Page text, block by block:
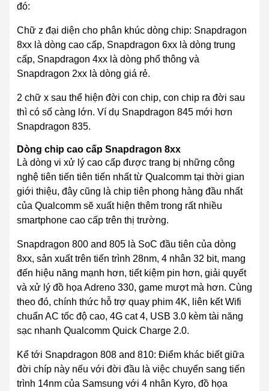
đó:
Chữ z đại diện cho phân khúc dòng chip: Snapdragon
8xx là dòng cao cấp, Snapdragon 6xx là dòng trung
cấp, Snapdragon 4xx là dòng phổ thông và
Snapdragon 2xx là dòng giá rẻ.
2 chữ x sau thể hiện đời con chip, con chip ra đời sau
thì có số càng lớn. Ví dụ Snapdragon 845 mới hơn
Snapdragon 835.
Dòng chip cao cấp Snapdragon 8xx
Là dòng vi xử lý cao cấp được trang bị những công
nghệ tiên tiến tiên tiến nhất từ Qualcomm tại thời gian
giới thiệu, đây cũng là chip tiên phong hàng đầu nhất
của Qualcomm sẽ xuất hiện thêm trong rất nhiều
smartphone cao cấp trên thị trường.
Snapdragon 800 and 805 là SoC đầu tiên của dòng
8xx, sản xuất trên tiến trình 28nm, 4 nhân 32 bit, mang
đến hiệu năng mạnh hơn, tiết kiệm pin hơn, giải quyết
và xử lý đồ họa Adreno 330, game mượt mà hơn. Cùng
theo đó, chính thức hỗ trợ quay phim 4K, liên kết Wifi
chuẩn AC tốc độ cao, 4G cat 4, USB 3.0 kèm tài năng
sạc nhanh Qualcomm Quick Charge 2.0.
Kể tới Snapdragon 808 and 810: Điểm khác biết giữa
đời chíp này nếu với đời đầu là việc chuyển sang tiến
trình 14nm của Samsung với 4 nhân Kyro, đồ họa